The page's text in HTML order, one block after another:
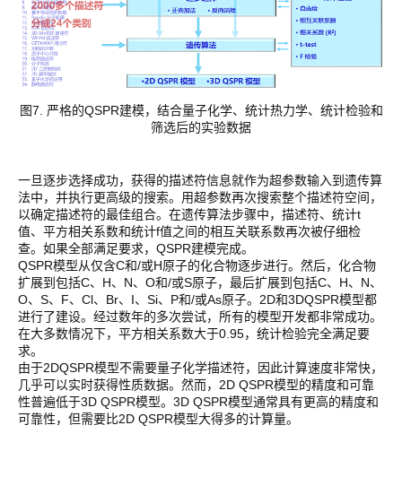
图7. 严格的QSPR建模，结合量子化学、统计热力学、统计检验和
筛选后的实验数据
一旦逐步选择成功，获得的描述符信息就作为超参数输入到遗传算
法中，并执行更高级的搜索。用超参数再次搜索整个描述符空间，
以确定描述符的最佳组合。在遗传算法步骤中，描述符、统计t
值、平方相关系数和统计f值之间的相互关联系数再次被仔细检
查。如果全部满足要求，QSPR建模完成。
QSPR模型从仅含C和/或H原子的化合物逐步进行。然后，化合物
扩展到包括C、H、N、O和/或S原子，最后扩展到包括C、H、N、
O、S、F、Cl、Br、I、Si、P和/或As原子。2D和3DQSPR模型都
进行了建设。经过数年的多次尝试，所有的模型开发都非常成功。
在大多数情况下，平方相关系数大于0.95，统计检验完全满足要
求。
由于2DQSPR模型不需要量子化学描述符，因此计算速度非常快，
几乎可以实时获得性质数据。然而，2D QSPR模型的精度和可靠
性普遍低于3D QSPR模型。3D QSPR模型通常具有更高的精度和
可靠性，但需要比2D QSPR模型大得多的计算量。